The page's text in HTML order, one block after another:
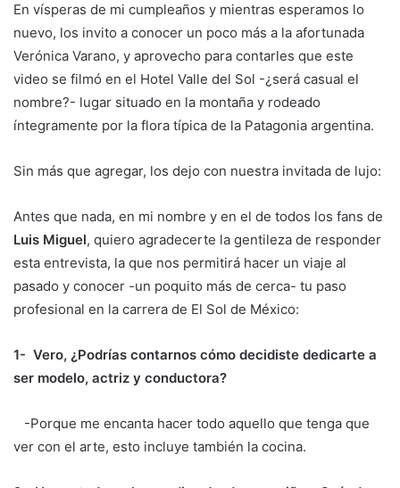
En vísperas de mi cumpleaños y mientras esperamos lo
nuevo, los invito a conocer un poco más a la afortunada
Verónica Varano, y aprovecho para contarles que este
video se filmó en el Hotel Valle del Sol -¿será casual el
nombre?- lugar situado en la montaña y rodeado
íntegramente por la flora típica de la Patagonia argentina.
Sin más que agregar, los dejo con nuestra invitada de lujo:
Antes que nada, en mi nombre y en el de todos los fans de
Luis Miguel, quiero agradecerte la gentileza de responder
esta entrevista, la que nos permitirá hacer un viaje al
pasado y conocer -un poquito más de cerca- tu paso
profesional en la carrera de El Sol de México:
1- Vero, ¿Podrías contarnos cómo decidiste dedicarte a
ser modelo, actriz y conductora?
-Porque me encanta hacer todo aquello que tenga que
ver con el arte, esto incluye también la cocina.